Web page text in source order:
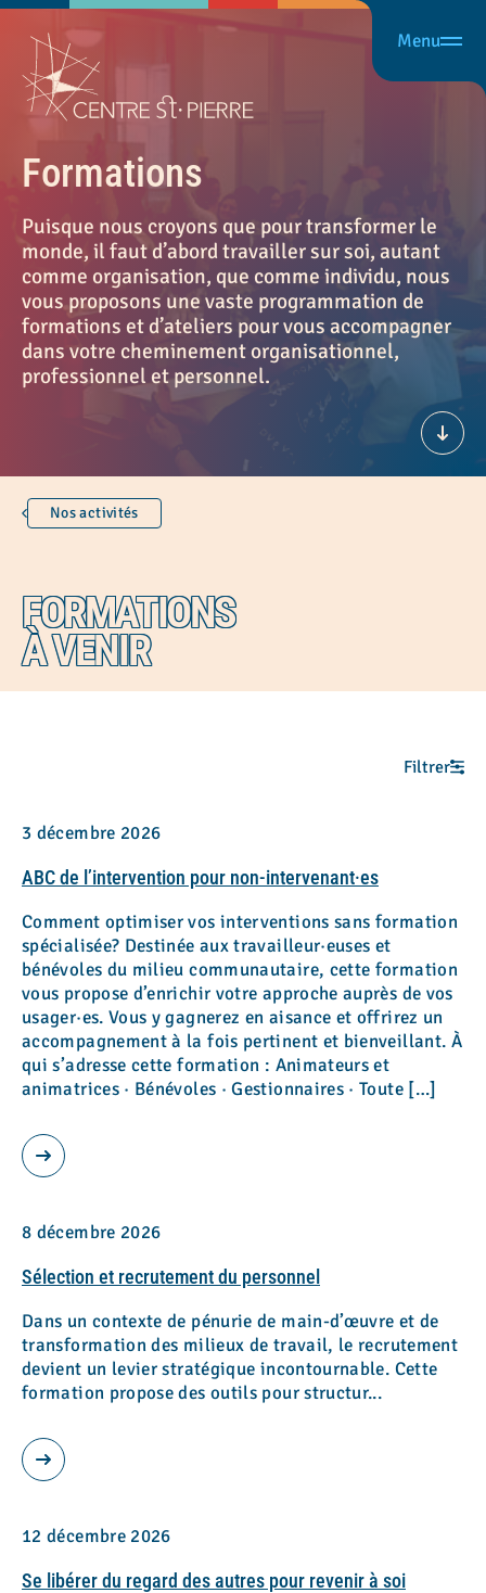
Menu
Formations
Puisque nous croyons que pour transformer le
monde, il faut d’abord travailler sur soi, autant
comme organisation, que comme individu, nous
vous proposons une vaste programmation de
formations et d’ateliers pour vous accompagner
dans votre cheminement organisationnel,
professionnel et personnel.
Nos activités
FORMATIONS
À VENIR
Filtrer
Fermer
FILTRER LES RÉSULTATS
Offert par
Type
Conférence
Animation et dév. communautaire
Conscience écologique
Développement organisationnel
Espace de paroles autochtones
Ressourcement
Affichage des résultats
3 décembre 2026
ABC de l’intervention pour non-intervenant·es
Comment optimiser vos interventions sans formation
spécialisée? Destinée aux travailleur·euses et
bénévoles du milieu communautaire, cette formation
vous propose d’enrichir votre approche auprès de vos
usager·es. Vous y gagnerez en aisance et offrirez un
accompagnement à la fois pertinent et bienveillant. À
qui s’adresse cette formation : Animateurs et
animatrices · Bénévoles · Gestionnaires · Toute […]
8 décembre 2026
Sélection et recrutement du personnel
Dans un contexte de pénurie de main-d’œuvre et de
transformation des milieux de travail, le recrutement
devient un levier stratégique incontournable. Cette
formation propose des outils pour structur...
12 décembre 2026
Se libérer du regard des autres pour revenir à soi